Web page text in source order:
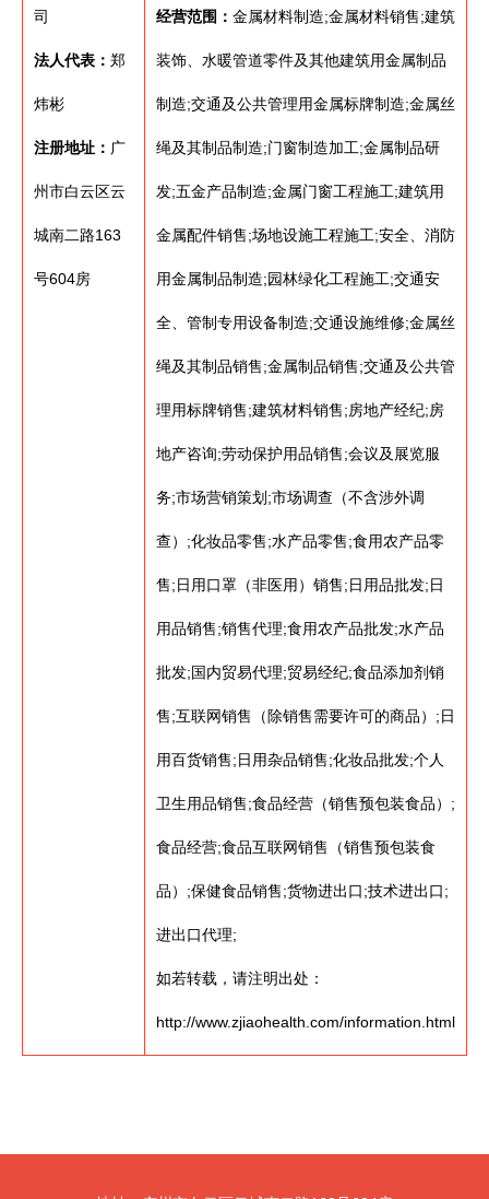
司
法人代表： 郑
炜彬
注册地址： 广
州市白云区云
城南二路163
号604房
经营范围： 金属材料制造;金属材料销售;建筑
装饰、水暖管道零件及其他建筑用金属制品
制造;交通及公共管理用金属标牌制造;金属丝
绳及其制品制造;门窗制造加工;金属制品研
发;五金产品制造;金属门窗工程施工;建筑用
金属配件销售;场地设施工程施工;安全、消防
用金属制品制造;园林绿化工程施工;交通安
全、管制专用设备制造;交通设施维修;金属丝
绳及其制品销售;金属制品销售;交通及公共管
理用标牌销售;建筑材料销售;房地产经纪;房
地产咨询;劳动保护用品销售;会议及展览服
务;市场营销策划;市场调查（不含涉外调
查）;化妆品零售;水产品零售;食用农产品零
售;日用口罩（非医用）销售;日用品批发;日
用品销售;销售代理;食用农产品批发;水产品
批发;国内贸易代理;贸易经纪;食品添加剂销
售;互联网销售（除销售需要许可的商品）;日
用百货销售;日用杂品销售;化妆品批发;个人
卫生用品销售;食品经营（销售预包装食品）;
食品经营;食品互联网销售（销售预包装食
品）;保健食品销售;货物进出口;技术进出口;
进出口代理;
如若转载，请注明出处：
http://www.zjiaohealth.com/information.html